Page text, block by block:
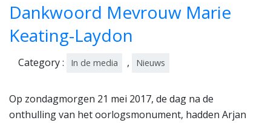
mb
er
201
7
Dankwoord Mevrouw Marie
Keating-Laydon
Category : In de media , Nieuws
Op zondagmorgen 21 mei 2017, de dag na de
onthulling van het oorlogsmonument, hadden Arjan